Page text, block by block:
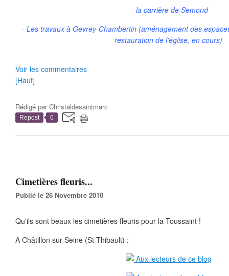
- la carrière de Semond
- Les travaux à Gevrey-Chambertin (aménagement des
restauration de l'église, en cours)
Voir les commentaires
[Haut]
Rédigé parChristaldesaintmarc
Repost 0
Cimetières fleuris...
Publié le 26 Novembre 2010
Qu'ils sont beaux les cimetières fleuris pour la Toussaint !
A Châtillon sur Seine (St Thibault) :